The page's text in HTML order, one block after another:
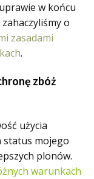
w końcu
o
zasadami
.
zbóż
użycia
status mojego
plonów.
warunkach